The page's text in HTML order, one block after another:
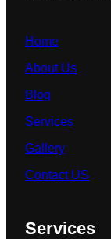
Home
About Us
Blog
Services
Gallery
Contact US
Services